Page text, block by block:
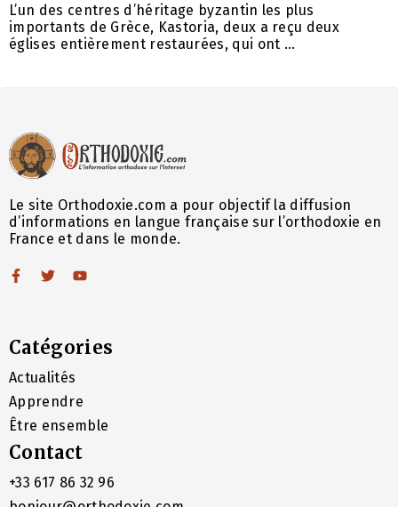
L’un des centres d’héritage byzantin les plus
importants de Grèce, Kastoria, deux a reçu deux
églises entièrement restaurées, qui ont ...
Le site Orthodoxie.com a pour objectif la diffusion
d’informations en langue française sur l’orthodoxie en
France et dans le monde.
Catégories
Actualités
Apprendre
Être ensemble
Contact
+33 617 86 32 96